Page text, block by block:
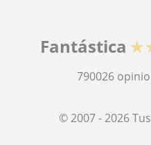
Fantástica
790026
© 2007 - 2026